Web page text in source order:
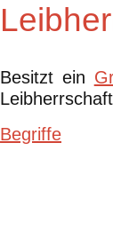
Besitzt ein
Begriffe